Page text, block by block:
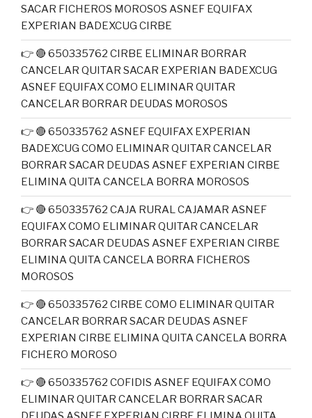
SACAR FICHEROS MOROSOS ASNEF EQUIFAX
EXPERIAN BADEXCUG CIRBE
👉 🔴 650335762 CIRBE ELIMINAR BORRAR
CANCELAR QUITAR SACAR EXPERIAN BADEXCUG
ASNEF EQUIFAX COMO ELIMINAR QUITAR
CANCELAR BORRAR DEUDAS MOROSOS
👉 🔴 650335762 ASNEF EQUIFAX EXPERIAN
BADEXCUG COMO ELIMINAR QUITAR CANCELAR
BORRAR SACAR DEUDAS ASNEF EXPERIAN CIRBE
ELIMINA QUITA CANCELA BORRA MOROSOS
👉 🔴 650335762 CAJA RURAL CAJAMAR ASNEF
EQUIFAX COMO ELIMINAR QUITAR CANCELAR
BORRAR SACAR DEUDAS ASNEF EXPERIAN CIRBE
ELIMINA QUITA CANCELA BORRA FICHEROS
MOROSOS
👉 🔴 650335762 CIRBE COMO ELIMINAR QUITAR
CANCELAR BORRAR SACAR DEUDAS ASNEF
EXPERIAN CIRBE ELIMINA QUITA CANCELA BORRA
FICHERO MOROSO
👉 🔴 650335762 COFIDIS ASNEF EQUIFAX COMO
ELIMINAR QUITAR CANCELAR BORRAR SACAR